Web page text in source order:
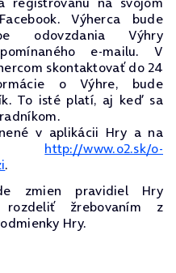
Výherca bude
odovzdania Výhry
e-mailu. V
skontaktovať do 24
o Výhre, bude
To isté platí, aj keď sa
v aplikácii Hry a na
http://www.o2.sk/o-
.
zmien pravidiel Hry
žrebovaním z
Hry.